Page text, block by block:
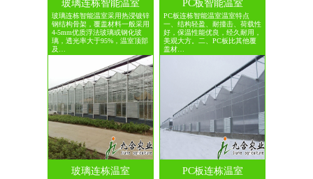
玻璃连栋智能温室
玻璃连栋智能温室采用热浸镀锌
钢结构骨架，覆盖材料一般采用
4-5mm优质浮法玻璃或钢化玻
璃，透光率大于95%，温室顶部
及…
PC板智能温室
PC板连栋智能温室温室特点
一、结构轻盈、耐撞击、荷载性
好，保温性能优良，经久耐用，
美观大方。二、PC板比其他覆
盖材…
玻璃连栋温室 PC板连栋温室